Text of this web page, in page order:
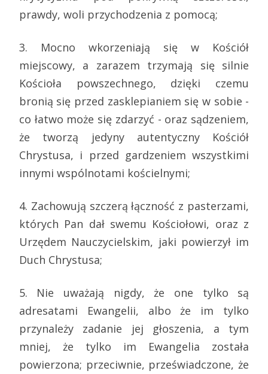
prawdy, woli przychodzenia z pomocą;
3. Mocno wkorzeniają się w Kościół
miejscowy, a zarazem trzymają się silnie
Kościoła powszechnego, dzięki czemu
bronią się przed zasklepianiem się w sobie -
co łatwo może się zdarzyć - oraz sądzeniem,
że tworzą jedyny autentyczny Kościół
Chrystusa, i przed gardzeniem wszystkimi
innymi wspólnotami kościelnymi;
4. Zachowują szczerą łączność z pasterzami,
których Pan dał swemu Kościołowi, oraz z
Urzędem Nauczycielskim, jaki powierzył im
Duch Chrystusa;
5. Nie uważają nigdy, że one tylko są
adresatami Ewangelii, albo że im tylko
przynależy zadanie jej głoszenia, a tym
mniej, że tylko im Ewangelia została
powierzona; przeciwnie, przeświadczone, że